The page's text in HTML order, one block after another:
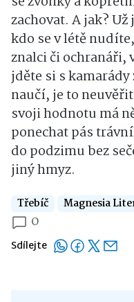
zachovat. A jak?
kdo se v létě
znalci či ochranáři,
jděte si s
naučí, je to
svoji hodnotu má
ponechat pás
do podzimu bez
jiný hmyz.
Třebíč Magnesia
0
Sdílejte